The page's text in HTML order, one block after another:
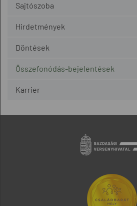
Sajtószoba
Hirdetmények
Döntések
Összefonódás-bejelentések
Karrier